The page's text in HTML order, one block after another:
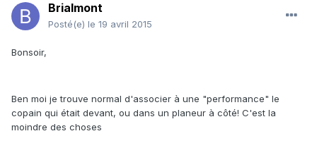
Brialmont
Posté(e) le 19 avril 2015
Bonsoir,
Ben moi je trouve normal d'associer à une "performance" le
copain qui était devant, ou dans un planeur à côté! C'est la
moindre des choses